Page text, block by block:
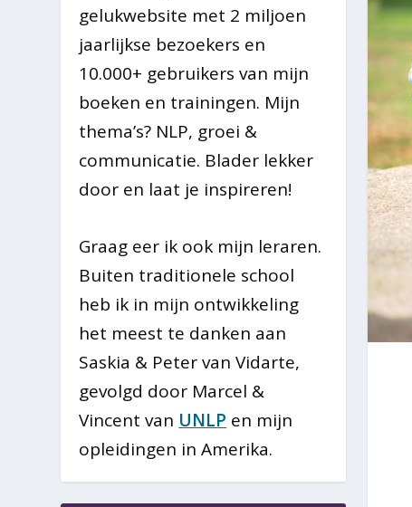
gelukwebsite met 2 miljoen
jaarlijkse bezoekers en
10.000+ gebruikers van mijn
boeken en trainingen. Mijn
thema’s? NLP, groei &
communicatie. Blader lekker
door en laat je inspireren!
Graag eer ik ook mijn leraren.
Buiten traditionele school
heb ik in mijn ontwikkeling
het meest te danken aan
Saskia & Peter van Vidarte,
gevolgd door Marcel &
Vincent van UNLP en mijn
opleidingen in Amerika.